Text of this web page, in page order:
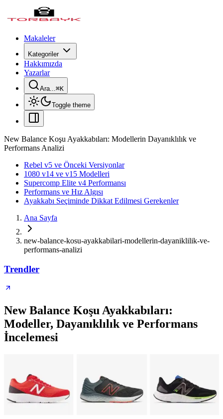
Makaleler
Kategoriler
Hakkımızda
Yazarlar
Ara...⌘K
Toggle theme
New Balance Koşu Ayakkabıları: Modellerin Dayanıklılık ve
Performans Analizi
Rebel v5 ve Önceki Versiyonlar
1080 v14 ve v15 Modelleri
Supercomp Elite v4 Performansı
Performans ve Hız Algısı
Ayakkabı Seçiminde Dikkat Edilmesi Gerekenler
Ana Sayfa
new-balance-kosu-ayakkabilari-modellerin-dayaniklilik-ve-
performans-analizi
Trendler
New Balance Koşu Ayakkabıları:
Modeller, Dayanıklılık ve Performans
İncelemesi